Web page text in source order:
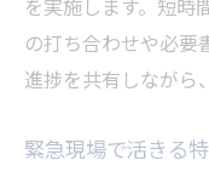
を実施します。短時
の打ち合わせや必要
進捗を共有しながら
緊急現場で活きる